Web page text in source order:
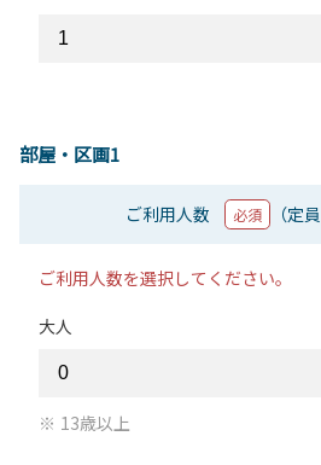
部屋・区画1
ご利用人数 必須 （定
ご利用人数を選択してください。
大人
13歳以上